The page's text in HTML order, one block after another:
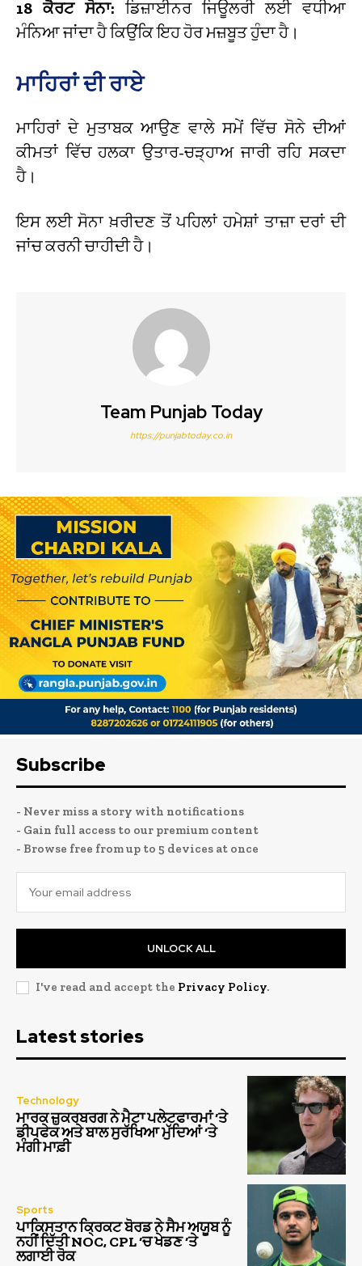
18 ਕੈਰਟ ਸੋਨਾ: ਡਿਜ਼ਾਈਨਰ ਜਿਊਲਰੀ ਲਈ ਵਧੀਆ
ਮੰਨਿਆ ਜਾਂਦਾ ਹੈ ਕਿਉਂਕਿ ਇਹ ਹੋਰ ਮਜ਼ਬੂਤ ਹੁੰਦਾ ਹੈ।
ਮਾਹਿਰਾਂ ਦੀ ਰਾਏ
ਮਾਹਿਰਾਂ ਦੇ ਮੁਤਾਬਕ ਆਉਣ ਵਾਲੇ ਸਮੇਂ ਵਿੱਚ ਸੋਨੇ ਦੀਆਂ
ਕੀਮਤਾਂ ਵਿੱਚ ਹਲਕਾ ਉਤਾਰ-ਚੜ੍ਹਾਅ ਜਾਰੀ ਰਹਿ ਸਕਦਾ
ਹੈ।
ਇਸ ਲਈ ਸੋਨਾ ਖ਼ਰੀਦਣ ਤੋਂ ਪਹਿਲਾਂ ਹਮੇਸ਼ਾਂ ਤਾਜ਼ਾ ਦਰਾਂ ਦੀ
ਜਾਂਚ ਕਰਨੀ ਚਾਹੀਦੀ ਹੈ।
Team Punjab Today
https://punjabtoday.co.in
Subscribe
- Never miss a story with notifications
- Gain full access to our premium content
- Browse free from up to 5 devices at once
UNLOCK ALL
I've read and accept the Privacy Policy.
Latest stories
Technology
ਮਾਰਕ ਜ਼ੁਕਰਬਰਗ ਨੇ ਮੈਟਾ ਪਲੇਟਫਾਰਮਾਂ ‘ਤੇ
ਡੀਪਫੇਕ ਅਤੇ ਬਾਲ ਸੁਰੱਖਿਆ ਮੁੱਦਿਆਂ ‘ਤੇ
ਮੰਗੀ ਮਾਫ਼ੀ
Sports
ਪਾਕਿਸਤਾਨ ਕ੍ਰਿਕਟ ਬੋਰਡ ਨੇ ਸੈਮ ਅਯੂਬ ਨੂੰ
ਨਹੀਂ ਦਿੱਤੀ NOC, CPL ‘ਚ ਖੇਡਣ ‘ਤੇ
ਲਗਾਈ ਰੋਕ